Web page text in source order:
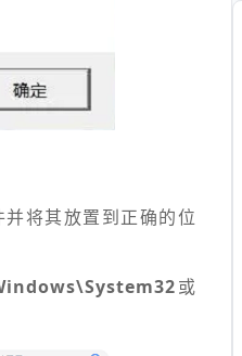
将其放置到正确的位
或